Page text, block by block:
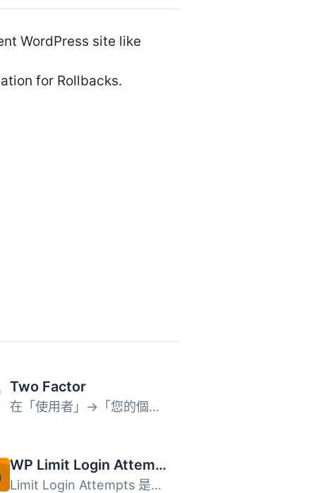
WordPress site like
for Rollbacks.
Two Factor
在「使用者」→「您的個人檔案」下的「雙因素認證選項」部分，...
WP Limit Login Attempts
Limit Login Attempts 是一款可保護登錄安全，防止暴力破解攻...